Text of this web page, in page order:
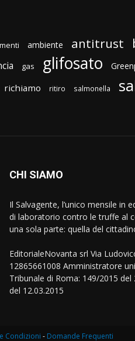
ambiente antitrust
gas glifosato
richiamo ritiro salmonella
CHI SIAMO
Il Salvagente, l’unico mensile in
di laboratorio contro le truffe al
una sola parte: quella del
EditorialeNovanta srl Via
12865661008 Amministratore
Tribunale di Roma: 149/2015
del 12.03.2015
Condizioni - Domande Frequenti